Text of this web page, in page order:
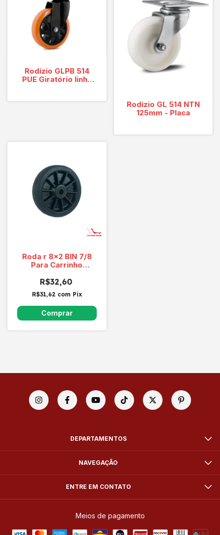
Rodízio GLPB 514
PUE Giratório linha
Rodízio GL 514 NTN
125mm - Placa
Roda r 8x2 BIN 7/8
Para Carrinho
R$32,60
R$31,62 com Pix
DEPARTAMENTOS
NAVEGAÇÃO
ENTRE EM CONTATO
Meios de pagamento